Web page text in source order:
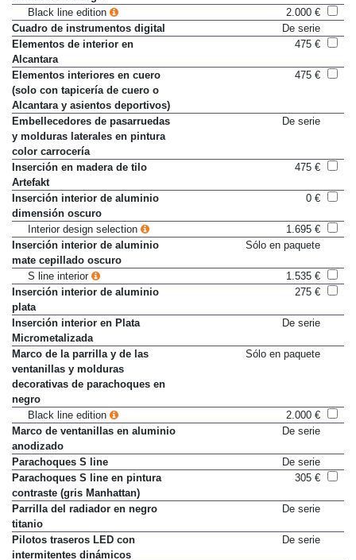
exteriores en negro
Black line edition
2.000 €
Cuadro de instrumentos digital
De serie
Elementos de interior en
Alcantara
Elementos interiores en cuero
(solo con tapicería de cuero o
Alcantara y asientos deportivos)
Embellecedores de pasarruedas
y molduras laterales en pintura
color carrocería
Inserción en madera de tilo
Artefakt
Inserción interior de aluminio
dimensión oscuro
Interior design selection
1.695 €
Inserción interior de aluminio
mate cepillado oscuro
S line interior
1.535 €
Inserción interior de aluminio
plata
Inserción interior en Plata
Micrometalizada
Marco de la parrilla y de las
ventanillas y molduras
decorativas de parachoques en
negro
Black line edition
2.000 €
Marco de ventanillas en aluminio
anodizado
Parachoques S line
De serie
Parachoques S line en pintura
contraste (gris Manhattan)
Parrilla del radiador en negro
titanio
Pilotos traseros LED con